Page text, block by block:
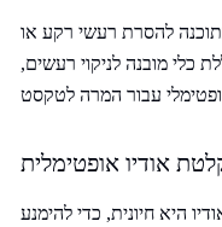
להסרת רעשי רקע או
כלי מובנה לניקוי רעשים,
אודיו אופטימלית
היא חיונית, כדי להימנע